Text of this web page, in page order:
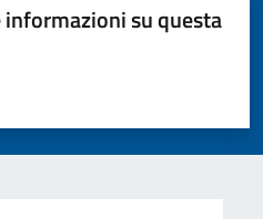
su questa
su 5
5